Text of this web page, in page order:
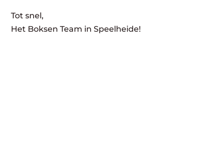
Tot snel,
Het Boksen Team in Speelheide!